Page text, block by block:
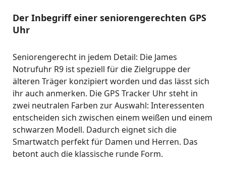
Der Inbegriff einer seniorengerechten GPS
Uhr
Seniorengerecht in jedem Detail: Die James
Notrufuhr R9 ist speziell für die Zielgruppe der
älteren Träger konzipiert worden und das lässt sich
ihr auch anmerken. Die GPS Tracker Uhr steht in
zwei neutralen Farben zur Auswahl: Interessenten
entscheiden sich zwischen einem weißen und einem
schwarzen Modell. Dadurch eignet sich die
Smartwatch perfekt für Damen und Herren. Das
betont auch die klassische runde Form.